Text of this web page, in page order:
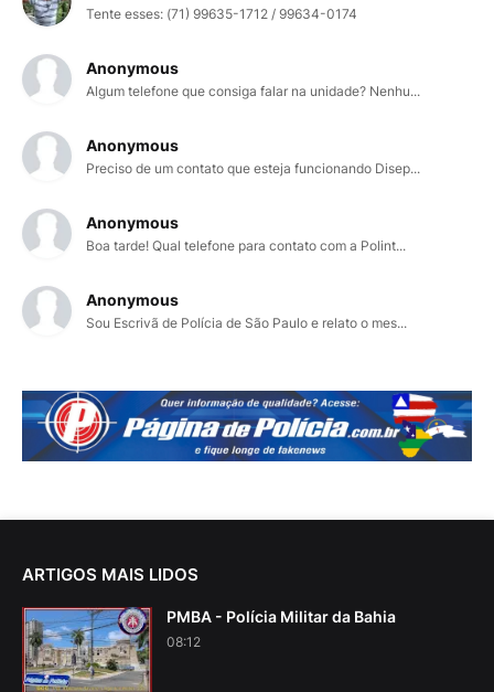
Tente esses: (71) 99635-1712 / 99634-0174
Anonymous
Algum telefone que consiga falar na unidade? Nenhu...
Anonymous
Preciso de um contato que esteja funcionando Disep...
Anonymous
Boa tarde! Qual telefone para contato com a Polint...
Anonymous
Sou Escrivã de Polícia de São Paulo e relato o mes...
ARTIGOS MAIS LIDOS
PMBA - Polícia Militar da Bahia
08:12